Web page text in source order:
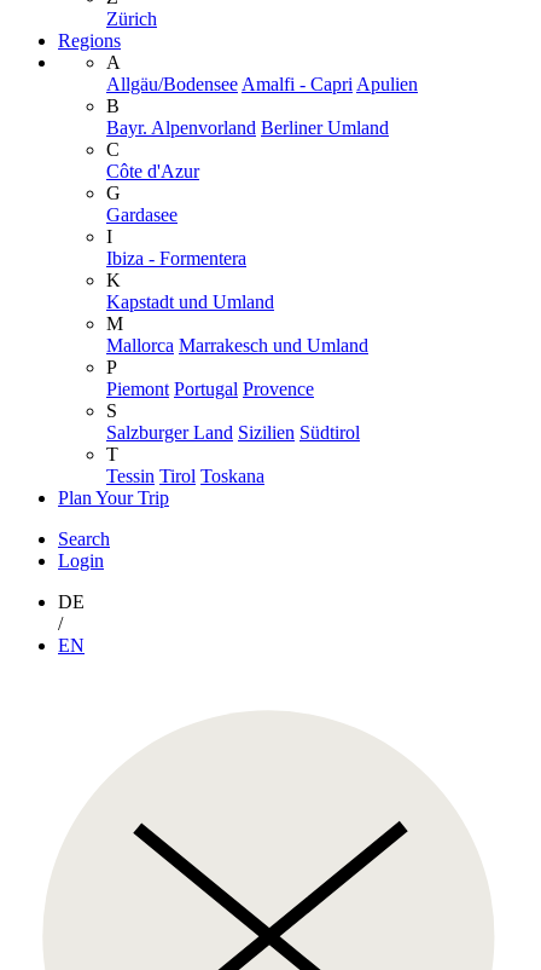
Zürich
Regions
A
Allgäu/Bodensee Amalfi - Capri Apulien
B
Bayr. Alpenvorland Berliner Umland
C
Côte d'Azur
G
Gardasee
I
Ibiza - Formentera
K
Kapstadt und Umland
M
Mallorca Marrakesch und Umland
P
Piemont Portugal Provence
S
Salzburger Land Sizilien Südtirol
T
Tessin Tirol Toskana
Plan Your Trip
Search
Login
DE
/
EN